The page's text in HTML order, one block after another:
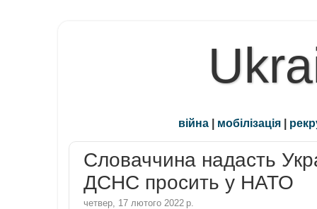
війна | мобілізація |
Словаччина надасть
ДСНС просить у НАТО
четвер, 17 лютого 2022 р.